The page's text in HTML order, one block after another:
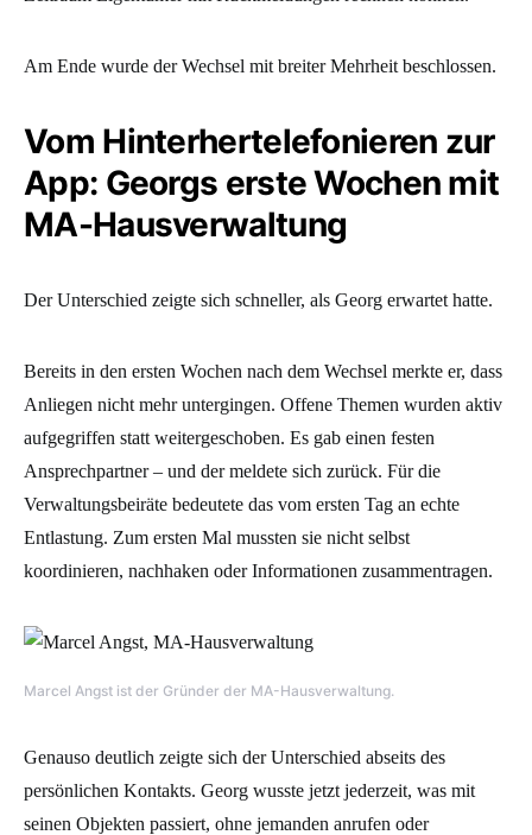
Am Ende wurde der Wechsel mit breiter Mehrheit beschlossen.
Vom Hinterhertelefonieren zur
App: Georgs erste Wochen mit
MA-Hausverwaltung
Der Unterschied zeigte sich schneller, als Georg erwartet hatte.
Bereits in den ersten Wochen nach dem Wechsel merkte er, dass
Anliegen nicht mehr untergingen. Offene Themen wurden aktiv
aufgegriffen statt weitergeschoben. Es gab einen festen
Ansprechpartner – und der meldete sich zurück. Für die
Verwaltungsbeiräte bedeutete das vom ersten Tag an echte
Entlastung. Zum ersten Mal mussten sie nicht selbst
koordinieren, nachhaken oder Informationen zusammentragen.
Marcel Angst ist der Gründer der MA-Hausverwaltung.
Genauso deutlich zeigte sich der Unterschied abseits des
persönlichen Kontakts. Georg wusste jetzt jederzeit, was mit
seinen Objekten passiert, ohne jemanden anrufen oder